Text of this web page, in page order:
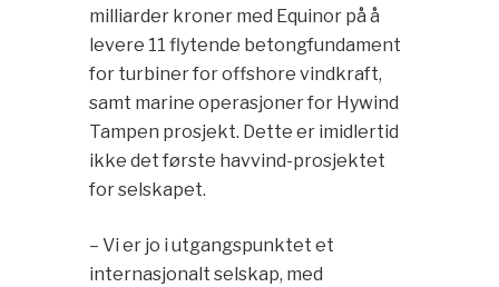
milliarder kroner med Equinor på å
levere 11 flytende betongfundament
for turbiner for offshore vindkraft,
samt marine operasjoner for Hywind
Tampen prosjekt. Dette er imidlertid
ikke det første havvind-prosjektet
for selskapet.
– Vi er jo i utgangspunktet et
internasjonalt selskap, med